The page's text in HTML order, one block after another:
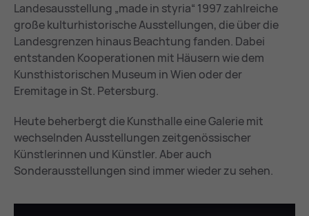
Landesausstellung „made in styria“ 1997 zahlreiche
große kulturhistorische Ausstellungen, die über die
Landesgrenzen hinaus Beachtung fanden. Dabei
entstanden Kooperationen mit Häusern wie dem
Kunsthistorischen Museum in Wien oder der
Eremitage in St. Petersburg.
Heute beherbergt die Kunsthalle eine Galerie mit
wechselnden Ausstellungen zeitgenössischer
Künstlerinnen und Künstler. Aber auch
Sonderausstellungen sind immer wieder zu sehen.